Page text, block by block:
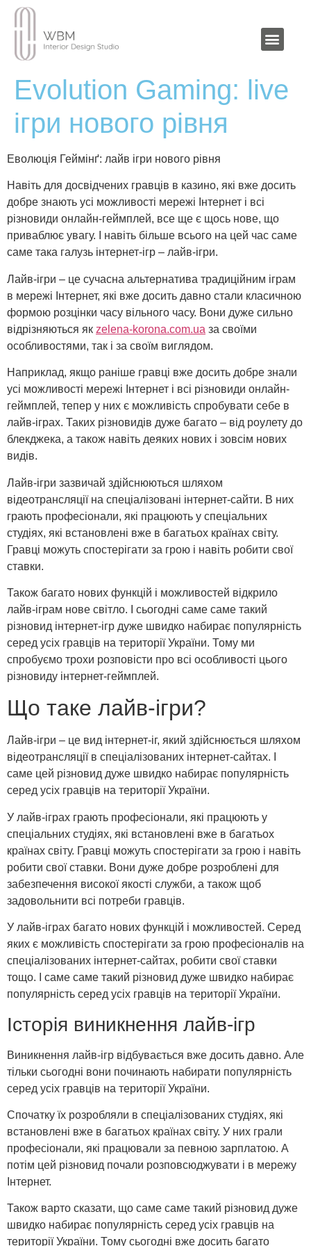
Evolution Gaming: live
ігри нового рівня
Еволюція Геймінґ: лайв ігри нового рівня
Навіть для досвідчених гравців в казино, які вже досить
добре знають усі можливості мережі Інтернет і всі
різновиди онлайн-геймплей, все ще є щось нове, що
приваблює увагу. І навіть більше всього на цей час саме
саме така галузь інтернет-ігр – лайв-ігри.
Лайв-ігри – це сучасна альтернатива традиційним іграм
в мережі Інтернет, які вже досить давно стали класичною
формою розцінки часу вільного часу. Вони дуже сильно
відрізняються як zelena-korona.com.ua за своїми
особливостями, так і за своїм виглядом.
Наприклад, якщо раніше гравці вже досить добре знали
усі можливості мережі Інтернет і всі різновиди онлайн-
геймплей, тепер у них є можливість спробувати себе в
лайв-іграх. Таких різновидів дуже багато – від роулету до
блекджека, а також навіть деяких нових і зовсім нових
видів.
Лайв-ігри зазвичай здійснюються шляхом
відеотрансляції на спеціалізовані інтернет-сайти. В них
грають професіонали, які працюють у спеціальних
студіях, які встановлені вже в багатьох країнах світу.
Гравці можуть спостерігати за грою і навіть робити свої
ставки.
Також багато нових функцій і можливостей відкрило
лайв-іграм нове світло. І сьогодні саме саме такий
різновид інтернет-ігр дуже швидко набирає популярність
серед усіх гравців на території України. Тому ми
спробуємо трохи розповісти про всі особливості цього
різновиду інтернет-геймплей.
Що таке лайв-ігри?
Лайв-ігри – це вид інтернет-іг, який здійснюється шляхом
відеотрансляції в спеціалізованих інтернет-сайтах. І
саме цей різновид дуже швидко набирає популярність
серед усіх гравців на території України.
У лайв-іграх грають професіонали, які працюють у
спеціальних студіях, які встановлені вже в багатьох
країнах світу. Гравці можуть спостерігати за грою і навіть
робити свої ставки. Вони дуже добре розроблені для
забезпечення високої якості служби, а також щоб
задовольнити всі потреби гравців.
У лайв-іграх багато нових функцій і можливостей. Серед
яких є можливість спостерігати за грою професіоналів на
спеціалізованих інтернет-сайтах, робити свої ставки
тощо. І саме саме такий різновид дуже швидко набирає
популярність серед усіх гравців на території України.
Історія виникнення лайв-ігр
Виникнення лайв-ігр відбувається вже досить давно. Але
тільки сьогодні вони починають набирати популярність
серед усіх гравців на території України.
Спочатку їх розробляли в спеціалізованих студіях, які
встановлені вже в багатьох країнах світу. У них грали
професіонали, які працювали за певною зарплатою. А
потім цей різновид почали розповсюджувати і в мережу
Інтернет.
Також варто сказати, що саме саме такий різновид дуже
швидко набирає популярність серед усіх гравців на
території України. Тому сьогодні вже досить багато